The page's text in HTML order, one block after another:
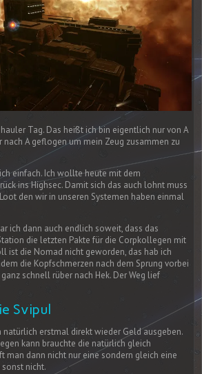
Tag. Das heißt ich bin eigentlich nur von A
nach A geflogen um mein Zeug zusammen zu
einfach. Ich wollte heute mit dem
ins Highsec. Damit sich das auch lohnt muss
den wir in unseren Systemen haben einmal
ich dann auch endlich soweit, dass das
die letzten Pakte für die Corpkollegen mit
ist die Nomad nicht geworden, das hab ich
die Kopfschmerzen nach dem Sprung vorbei
schnell rüber nach Hek. Der Weg lief
Svipul
erstmal direkt wieder Geld ausgeben.
kann brauchte die natürlich gleich
man dann nicht nur eine sondern gleich eine
nicht.